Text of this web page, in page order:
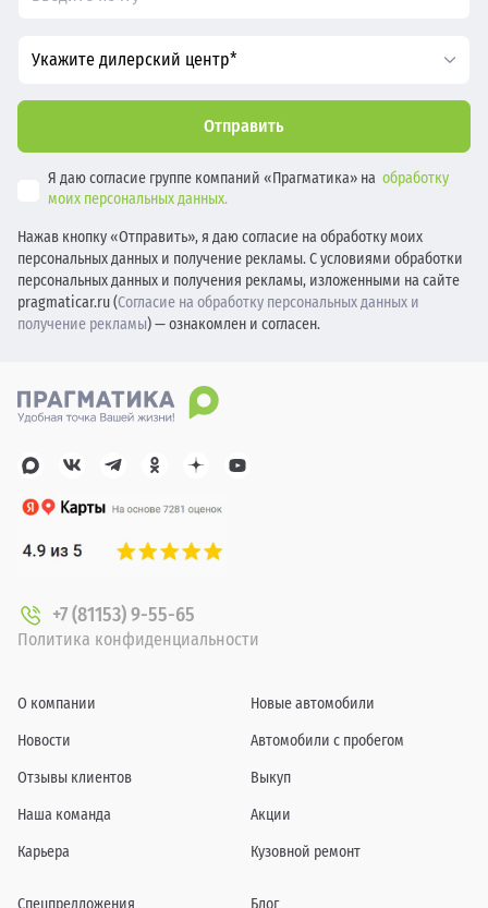
Укажите дилерский центр*
Отправить
Я даю согласие группе компаний «Прагматика» на обработку
моих персональных данных.
Нажав кнопку «Отправить», я даю согласие на обработку моих
персональных данных и получение рекламы. С условиями обработки
персональных данных и получения рекламы, изложенными на сайте
pragmaticar.ru (Согласие на обработку персональных данных и
получение рекламы) — ознакомлен и согласен.
+7 (81153) 9-55-65
Политика конфиденциальности
О компании
Новости
Отзывы клиентов
Наша команда
Карьера
Новые автомобили
Автомобили с пробегом
Выкуп
Акции
Кузовной ремонт
Спецпредложения Блог